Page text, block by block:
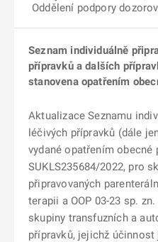
Oddělení podpory
Seznam individuálně
přípravků a dalších
stanovena opatřením
Aktualizace Seznamu
léčivých přípravků (dále
vydané opatřením obecné
SUKLS235684/2022, pro
připravovaných
terapii a OOP 03-23 sp.
skupiny transfuzních a
přípravků, jejichž účinnost